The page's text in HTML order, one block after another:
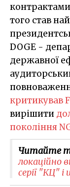
того став
DOGE -
державної
критикував
вирішити
покоління
Читайте
локаційно
серії "КЦ"